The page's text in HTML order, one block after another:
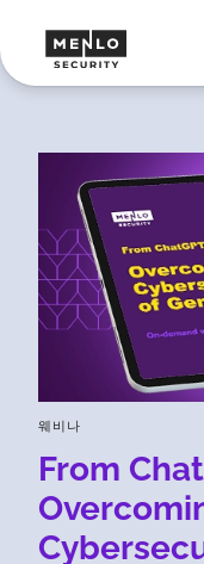
웨비나
From